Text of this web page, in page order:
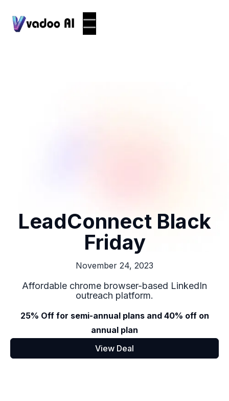
LeadConnect Black
Friday
November 24, 2023
Affordable chrome browser-based LinkedIn
outreach platform.
25% Off for semi-annual plans and 40% off on
annual plan
View Deal